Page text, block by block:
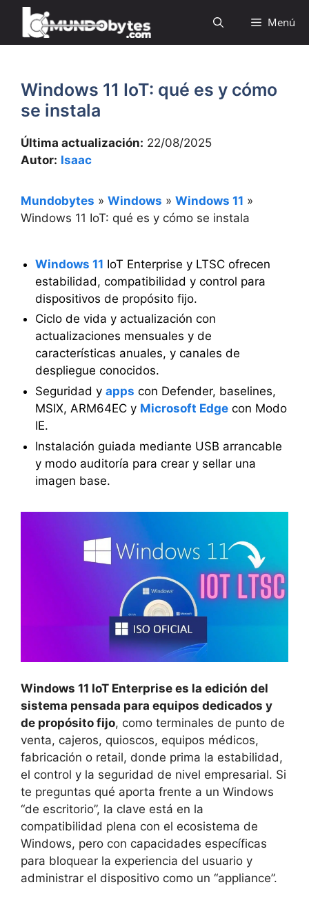
Saltar
contenido
Menú
Windows 11 IoT: qué es y cómo
se instala
Última actualización: 22/08/2025
Autor: Isaac
Mundobytes » Windows » Windows 11 »
Windows 11 IoT: qué es y cómo se instala
Windows 11 IoT Enterprise y LTSC ofrecen
estabilidad, compatibilidad y control para
dispositivos de propósito fijo.
Ciclo de vida y actualización con
actualizaciones mensuales y de
características anuales, y canales de
despliegue conocidos.
Seguridad y apps con Defender, baselines,
MSIX, ARM64EC y Microsoft Edgecon Modo
IE.
Instalación guiada mediante USB arrancable
y modo auditoría para crear y sellar una
imagen base.
Windows 11 IoT Enterprise es la edición del
sistema pensada para equipos dedicados y
de propósito fijo, como terminales de punto de
venta, cajeros, quioscos, equipos médicos,
fabricación o retail, donde prima la estabilidad,
el control y la seguridad de nivel empresarial. Si
te preguntas qué aporta frente a un Windows
“de escritorio”, la clave está en la
compatibilidad plena con el ecosistema de
Windows, pero con capacidades específicas
para bloquear la experiencia del usuario y
administrar el dispositivo como un “appliance”.